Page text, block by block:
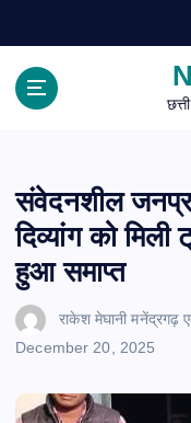
संवेदनशील
दिव्यांग को मिली
हुआ समाप्त
राकेश मेघानी मनेंद्रगढ़
December 20, 2025